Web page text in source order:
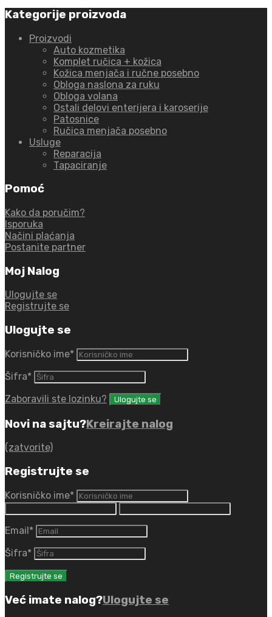
Kategorije proizvoda
Proizvodi
Auto kozmetika
Komplet ručica + kožica
Kožica menjača i ručne posebno
Obloga naslona za ruku
Obloga volana
Ostali delovi enterijera i karoserije
Patosnice
Ručica menjača posebno
Usluge
Reparacija
Tapaciranje
Pomoć
Kako da poručim?
Isporuka
Načini plaćanja
Postanite partner
Moj Nalog
Ulogujte se
Registrujte se
Ulogujte se
Korisničko ime*
Šifra*
Zaboravili ste lozinku?
Novi na sajtu?Kreirajte nalog
(zatvorite)
Registrujte se
Korisničko ime*
Email*
Šifra*
Već imate nalog?Ulogujte se